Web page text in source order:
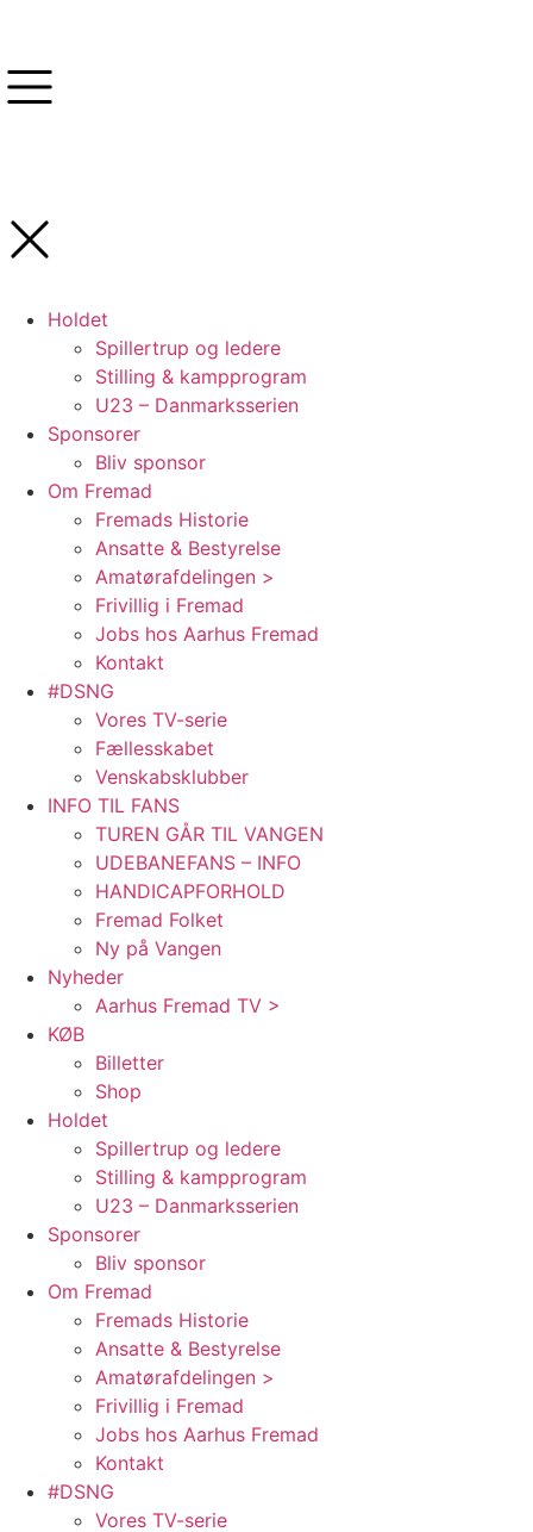
Holdet
Spillertrup og ledere
Stilling & kampprogram
U23 – Danmarksserien
Sponsorer
Bliv sponsor
Om Fremad
Fremads Historie
Ansatte & Bestyrelse
Amatørafdelingen >
Frivillig i Fremad
Jobs hos Aarhus Fremad
Kontakt
#DSNG
Vores TV-serie
Fællesskabet
Venskabsklubber
INFO TIL FANS
TUREN GÅR TIL VANGEN
UDEBANEFANS – INFO
HANDICAPFORHOLD
Fremad Folket
Ny på Vangen
Nyheder
Aarhus Fremad TV >
KØB
Billetter
Shop
Holdet
Spillertrup og ledere
Stilling & kampprogram
U23 – Danmarksserien
Sponsorer
Bliv sponsor
Om Fremad
Fremads Historie
Ansatte & Bestyrelse
Amatørafdelingen >
Frivillig i Fremad
Jobs hos Aarhus Fremad
Kontakt
#DSNG
Vores TV-serie